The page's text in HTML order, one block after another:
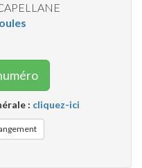
: cliquez-ici